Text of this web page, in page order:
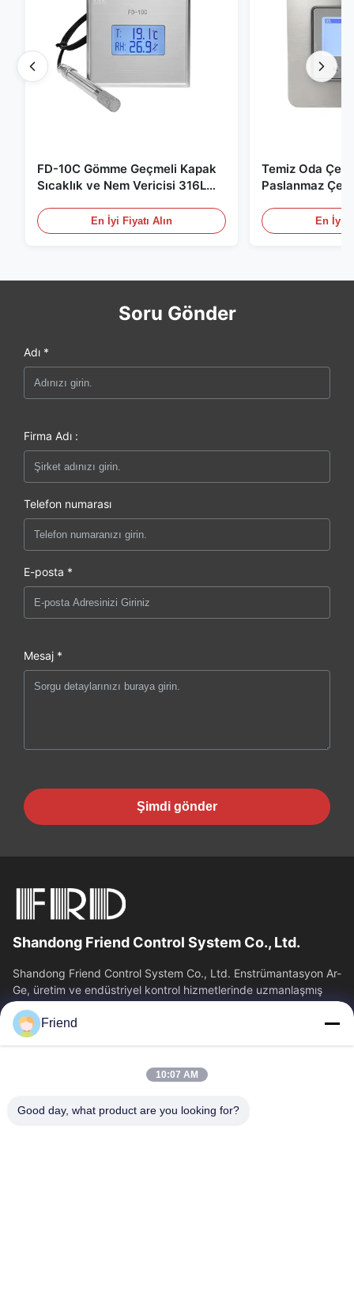
FD-10C Gömme Geçmeli Kapak
Sıcaklık ve Nem Vericisi 316L
En İyi Fiyatı Alın
Temiz Oda
Paslanmaz
için
En İyi
Soru Gönder
Adı *
Firma Adı :
Telefon numarası
E-posta *
Mesaj *
Şimdi gönder
Shandong Friend Control System Co., Ltd.
Shandong Friend Control System Co., Ltd. Enstrümantasyon Ar-
Ge, üretim ve endüstriyel kontrol hizmetlerinde uzmanlaşmış
ulusal bir yüksek teknoloji...
Hızlı Bağlantılar
Hakkımızda
Fabrika Turu
Kalite Kontrol
Friend
10:07 AM
Good day, what product are you looking for?